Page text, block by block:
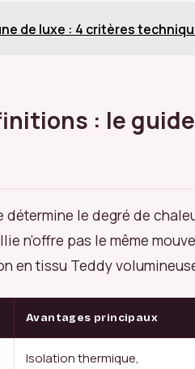
de luxe : 4 critères
: le
détermine le degré de
n’offre pas le même
en tissu Teddy
Avantages principaux
Isolation thermique,